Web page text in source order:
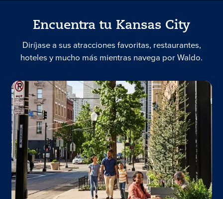
Encuentra tu Kansas City
Diríjase a sus atracciones favoritas, restaurantes,
hoteles y mucho más mientras navega por Waldo.